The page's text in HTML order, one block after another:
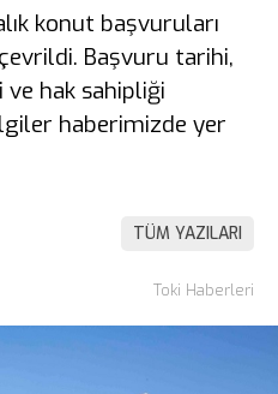
konut başvuruları
Başvuru tarihi,
hak sahipliği
haberimizde yer
TÜM YAZILARI
Toki Haberleri